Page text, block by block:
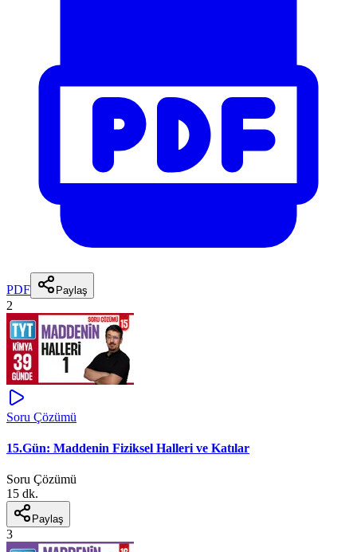
PDF Paylaş
2
Soru Çözümü
15.Gün: Maddenin Fiziksel Halleri ve Katılar
Soru Çözümü
15 dk.
Paylaş
3